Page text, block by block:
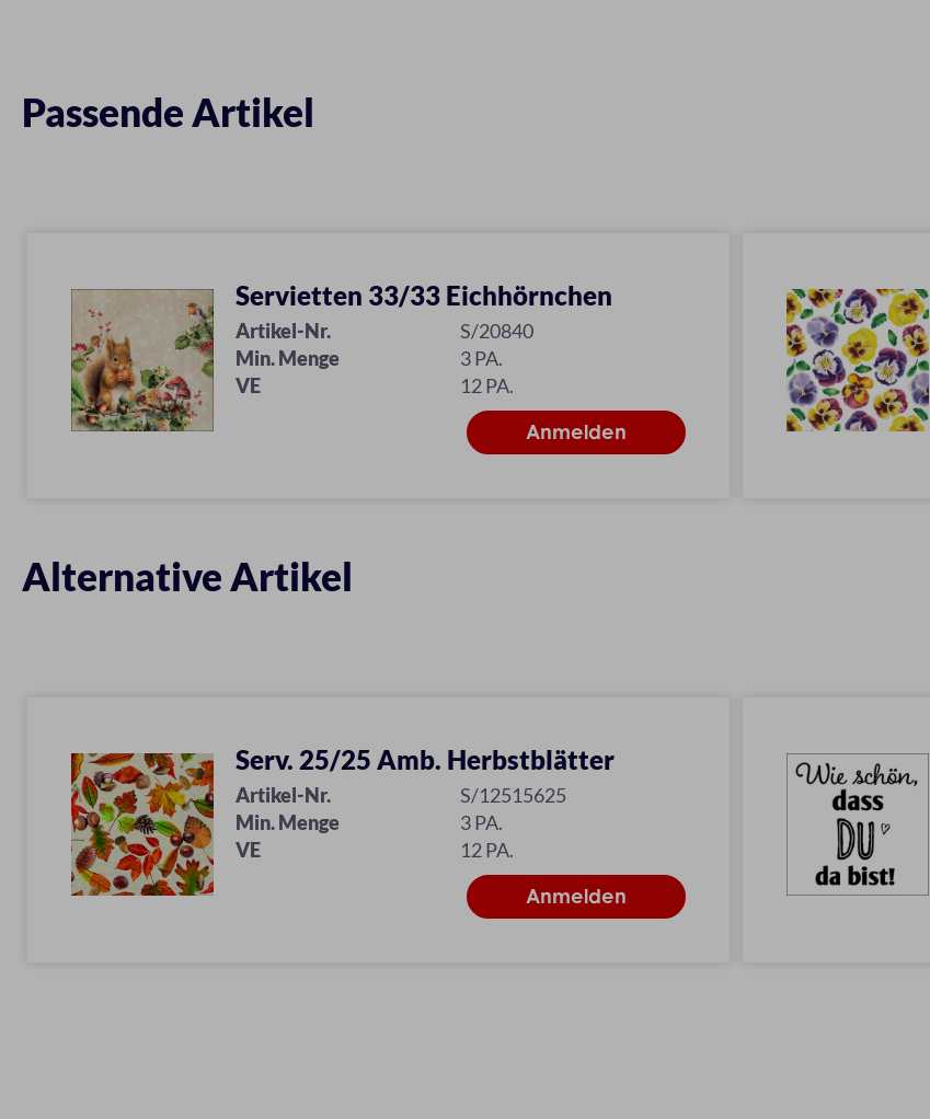
Passende Artikel
Servietten 33/33 Eichhörnchen
Artikel-Nr.
S/20840
Min. Menge
3 PA.
VE
12 PA.
Alternative Artikel
Serv. 25/25 Amb. Herbstblätter
Artikel-Nr.
S/12515625
Min. Menge
3 PA.
VE
12 PA.